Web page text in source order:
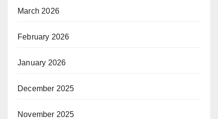
March 2026
February 2026
January 2026
December 2025
November 2025